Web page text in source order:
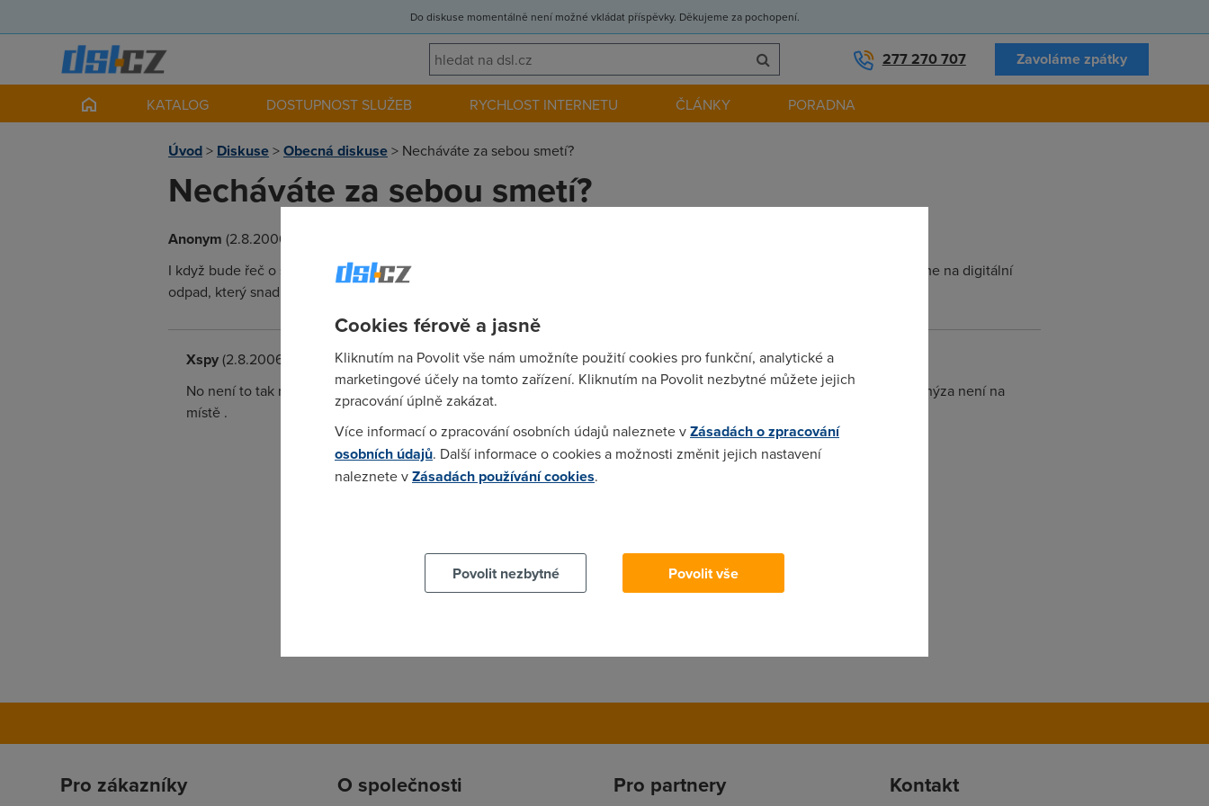
Do diskuse momentálně není možné vkládat příspěvky. Děkujeme za pochopení.
277 270 707 Zavoláme zpátky
KATALOG DOSTUPNOST SLUŽEB RYCHLOST INTERNETU ČLÁNKY PORADNA
Úvod> Diskuse>Obecná diskuse> Necháváte za sebou smetí?
Necháváte za sebou smetí?
Anonym (2.8.2006 00:00:00)
I když bude řeč o smetí, nebude se to týkat recyklace materiálů, resp. klasické otázky „kam s ní(m)?“. Tentokrát se zaměříme na digitální
odpad, který snad každý z nás někdy vytvořil a věnoval ho světu na Internetu.
Xspy(2.8.2006 19:18:33)
No není to tak nejhorší . Jen škoda , že víc lidí navštíví různé diskuze než když něco vytvoříte a zveřejníte to :/ . Ale schýza není na
místě .
Pro zákazníky O společnosti Pro partnery Kontakt
Cookies férově a jasně
Kliknutím na Povolit vše nám umožníte použití cookies pro funkční, analytické a
marketingové účely na tomto zařízení. Kliknutím na Povolit nezbytné můžete jejich
zpracování úplně zakázat.
Více informací o zpracování osobních údajů naleznete vZásadách o zpracování
osobních údajů. Další informace o cookies a možnosti změnit jejich nastavení
naleznete vZásadách používání cookies.
Povolit nezbytné
Povolit vše